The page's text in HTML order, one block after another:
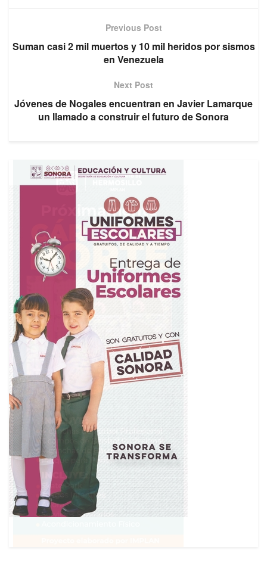
Previous Post
Suman casi 2 mil muertos y 10 mil heridos por sismos
en Venezuela
Next Post
Jóvenes de Nogales encuentran en Javier Lamarque
un llamado a construir el futuro de Sonora